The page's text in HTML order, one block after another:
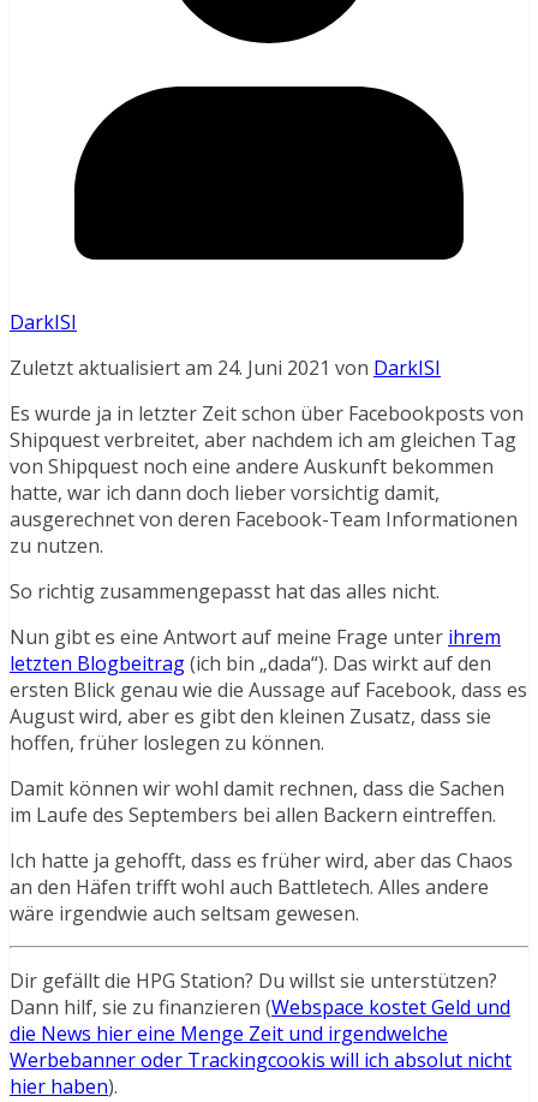
DarkISI
Zuletzt aktualisiert am 24. Juni 2021 von DarkISI
Es wurde ja in letzter Zeit schon über Facebookposts von
Shipquest verbreitet, aber nachdem ich am gleichen Tag
von Shipquest noch eine andere Auskunft bekommen
hatte, war ich dann doch lieber vorsichtig damit,
ausgerechnet von deren Facebook-Team Informationen
zu nutzen.
So richtig zusammengepasst hat das alles nicht.
Nun gibt es eine Antwort auf meine Frage unter ihrem
letzten Blogbeitrag(ich bin „dada“). Das wirkt auf den
ersten Blick genau wie die Aussage auf Facebook, dass es
August wird, aber es gibt den kleinen Zusatz, dass sie
hoffen, früher loslegen zu können.
Damit können wir wohl damit rechnen, dass die Sachen
im Laufe des Septembers bei allen Backern eintreffen.
Ich hatte ja gehofft, dass es früher wird, aber das Chaos
an den Häfen trifft wohl auch Battletech. Alles andere
wäre irgendwie auch seltsam gewesen.
Dir gefällt die HPG Station? Du willst sie unterstützen?
Dann hilf, sie zu finanzieren (Webspace kostet Geld und
die News hier eine Menge Zeit und irgendwelche
Werbebanner oder Trackingcookis will ich absolut nicht
hier haben).